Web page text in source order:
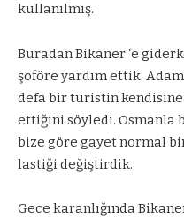
kullanılmış.
Buradan Bikaner ‘e
şoföre yardım ettik.
defa bir turistin
ettiğini söyledi. Osmanla
bize göre gayet normal bir
lastiği değiştirdik.
Gece karanlığında